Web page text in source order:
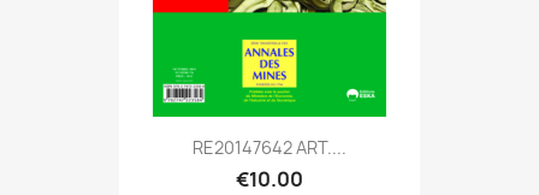
RE20147642 ART....
€10.00